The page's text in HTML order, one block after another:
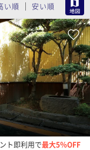
い順 安い順
ト即利用で最大5％OFF